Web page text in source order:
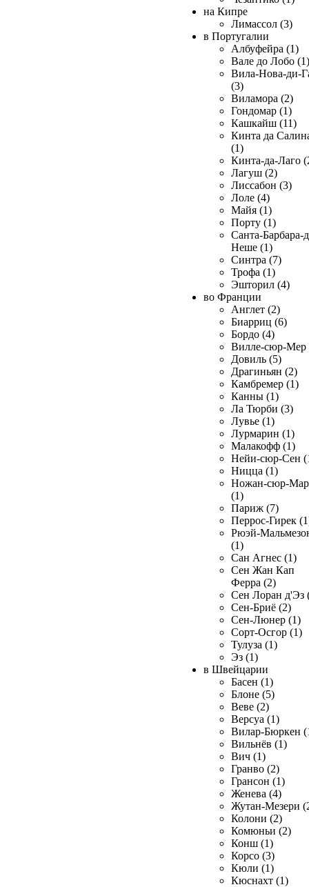
на Кипре
Лимассол (3)
в Португалии
Албуфейра (1)
Вале до Лобо (1)
Вила-Нова-ди-
(3)
Виламора (2)
Гондомар (1)
Кашкайш (11)
Кинта да
(1)
Кинта-да-Лаго
Лагуш (2)
Лиссабон (3)
Лоле (4)
Майя (1)
Порту (1)
Санта-Барбара-
Неше (1)
Синтра (7)
Трофа (1)
Эшторил (4)
во Франции
Англет (2)
Биарриц (6)
Бордо (4)
Вилле-сюр-Мер
Довиль (5)
Драгиньян (2)
Камбремер (1)
Канны (1)
Ла Тюрби (3)
Лувье (1)
Лурмарин (1)
Малакофф (1)
Нейи-сюр-Сен
Ницца (1)
Ножан-сюр-
(1)
Париж (7)
Перрос-Гирек
Рюэй-
(1)
Сан Агнес (1)
Сен Жан Кап
Ферра (2)
Сен Лоран д'Эз
Сен-Бриё (2)
Сен-Люнер (1)
Сорт-Осгор (1)
Тулуза (1)
Эз (1)
в Швейцарии
Басен (1)
Блоне (5)
Веве (2)
Версуа (1)
Вилар-Бюркен
Вильнёв (1)
Вич (1)
Гранво (2)
Грансон (1)
Женева (4)
Жутан-Мезери
Колони (2)
Комюньи (2)
Конш (1)
Корсо (3)
Кюли (1)
Кюснахт (1)